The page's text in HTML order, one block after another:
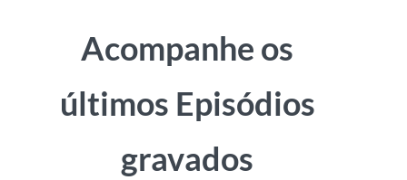
Acompanhe os
últimos Episódios
gravados